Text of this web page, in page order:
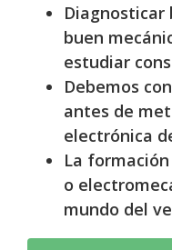
Diagnosticar
buen
estudiar
Debemos
antes de
electrónica
La
o
mundo del